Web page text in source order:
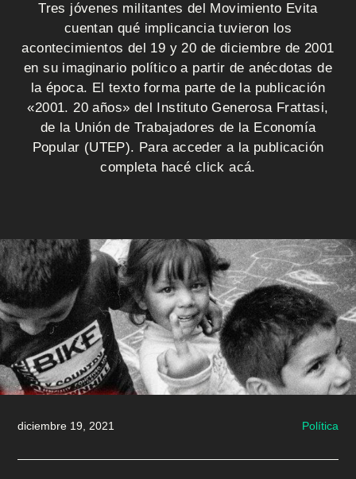
n
i
c
i
o
u
i
é
n
e
s
s
o
Tres jóvenes militantes del Movimiento Evita
cuentan qué implicancia tuvieron los
acontecimientos del 19 y 20 de diciembre de 2001
en su imaginario político a partir de anécdotas de
la época. El texto forma parte de la publicación
«2001. 20 años» del Instituto Generosa Frattasi,
de la Unión de Trabajadores de la Economía
Popular (UTEP). Para acceder a la publicación
completa hacé click acá.
diciembre 19, 2021 Política